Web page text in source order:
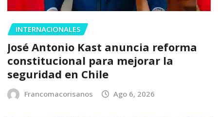
INTERNACIONALES
José Antonio Kast anuncia reforma
constitucional para mejorar la
seguridad en Chile
Francomacorisanos Ago 6, 2026